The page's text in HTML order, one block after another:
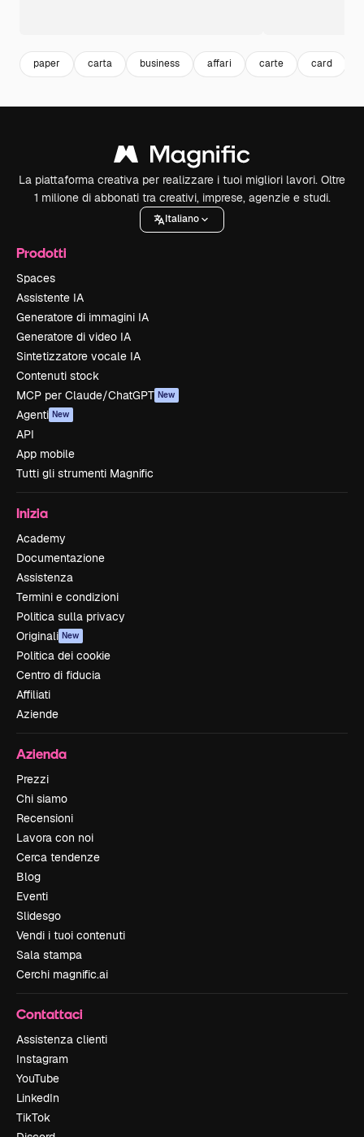
paper carta business affari carte card
La piattaforma creativa per realizzare i tuoi migliori lavori. Oltre
1 milione di abbonati tra creativi, imprese, agenzie e studi.
Italiano
Prodotti
Spaces
Assistente IA
Generatore di immagini IA
Generatore di video IA
Sintetizzatore vocale IA
Contenuti stock
MCP per Claude/ChatGPT New
Agenti New
API
App mobile
Tutti gli strumenti Magnific
Inizia
Academy
Documentazione
Assistenza
Termini e condizioni
Politica sulla privacy
Originali New
Politica dei cookie
Centro di fiducia
Affiliati
Aziende
Azienda
Prezzi
Chi siamo
Recensioni
Lavora con noi
Cerca tendenze
Blog
Eventi
Slidesgo
Vendi i tuoi contenuti
Sala stampa
Cerchi magnific.ai
Contattaci
Assistenza clienti
Instagram
YouTube
LinkedIn
TikTok